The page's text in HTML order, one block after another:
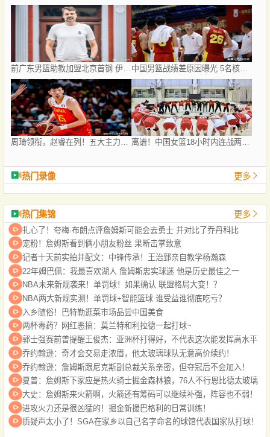
周琦领衔，赵睿在列！五大主力或驰援男篮，CBA得分王令人惋惜 离谱！中国女篮18小时内连战两场，深夜打完晚间再打，赛程遭针对
热门录像 更多
热门集锦 更多
扎心了！夸梅·布朗点评詹姆斯可能会去勇士 并对比了乔丹科比
宠粉！詹姆斯看到俩小朋友粉丝 果断击掌致意
记者十天前实拍并配文：中锋传承！王治郅亲自教学杨瀚森
22年姆巴佩：我最喜欢湖人 詹姆斯忠实球迷 他是历史最佳之一
NBA未来新规袭来！单罚球！如果确认 联盟格局大变！？
NBA两大新规实测！单罚球+智能篮球 谁受益谁彻底吃亏？
入乡随俗！巴特勒逛菜市场品尝中国美食
两杯毒药？网红恶搞：莫兰特和利拉德一起打球~
郭士强赛前曾提醒王俊杰：亚洲杯打得好，不代表这次能发挥高水平
乔约翰逊：奇才会交易走浓眉，他太玻璃球队无意高价续约！
乔约翰逊：詹姆斯跟尼克斯副总裁关系亲密，但夺冠后不会加入！
夏普：詹姆斯下家应是热火骑士掘金森林狼，76人不行恩比德太玻璃
大史：詹姆斯来火箭啊，火箭还有筹码可以继续补强，阵容也不弱！
进攻火力还是很凶猛的！掘金新援巴格利的日常训练！
质疑声太小了！SGA在家乡以自己名字命名的球馆代表国家队打球！